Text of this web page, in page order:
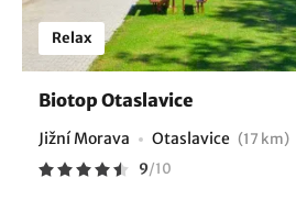
Relax
Biotop Otaslavice
Jižní Morava Otaslavice (17 km)
9/10